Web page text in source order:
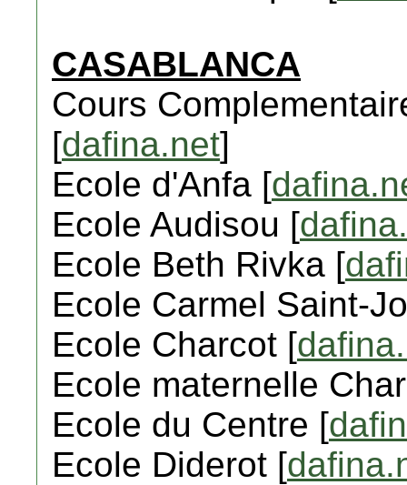
CASABLANCA
Cours
[dafina.net]
Ecole d'Anfa [
Ecole Audisou [
Ecole Beth Rivka [
Ecole Carmel Saint-
Ecole Charcot [
Ecole maternelle
Ecole du Centre [
Ecole Diderot [